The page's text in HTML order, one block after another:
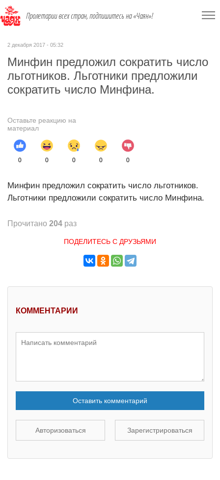
Пролетарии всех стран, подпишитесь на «Чаян»!
2 декабря 2017 - 05:32
Минфин предложил сократить число
льготников. Льготники предложили
сократить число Минфина.
Оставьте реакцию на
материал
0 0 0 0 0
Минфин предложил сократить число льготников.
Льготники предложили сократить число Минфина.
Прочитано 204 раз
ПОДЕЛИТЕСЬ С ДРУЗЬЯМИ
КОММЕНТАРИИ
Оставить комментарий
Авторизоваться Зарегистрироваться